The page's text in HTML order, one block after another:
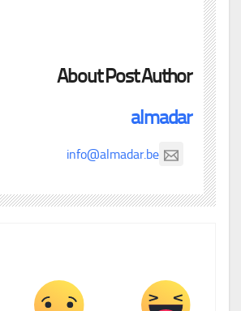
About Post Author
almadar
info@almadar.be